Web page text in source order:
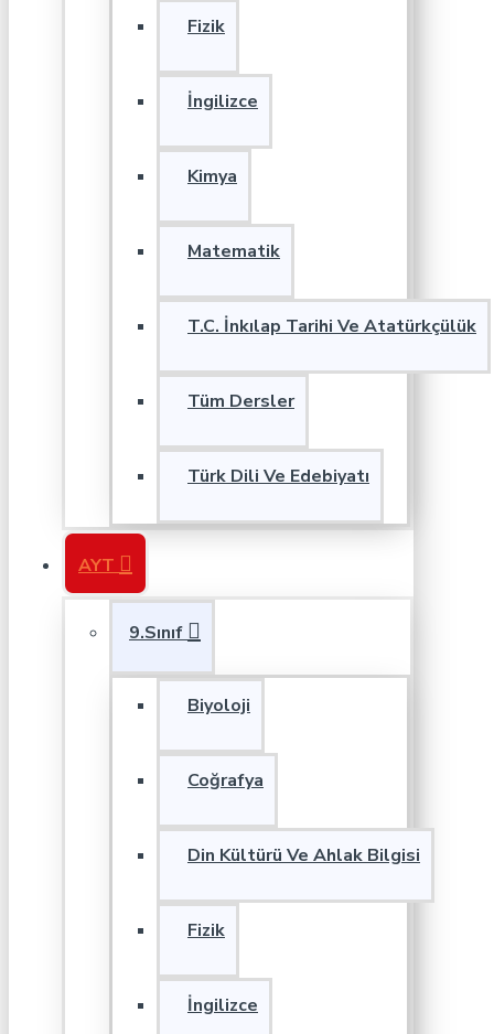
Fizik
İngilizce
Kimya
Matematik
T.C. İnkılap Tarihi Ve Atatürkçülük
Tüm Dersler
Türk Dili Ve Edebiyatı
AYT
9.Sınıf
Biyoloji
Coğrafya
Din Kültürü Ve Ahlak Bilgisi
Fizik
İngilizce